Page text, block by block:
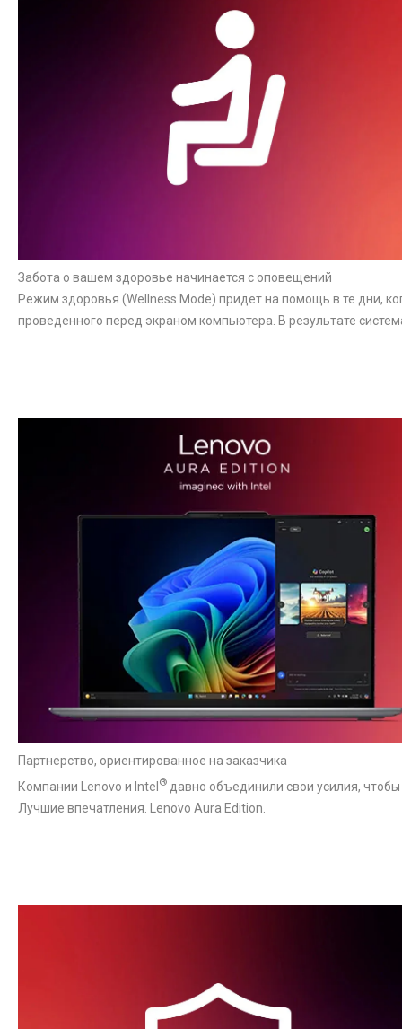
Забота о вашем здоровье начинается с оповещений
Режим здоровья (Wellness Mode) придет на помощь в те дни,
проведенного перед экраном компьютера. В результате
Партнерство, ориентированное на заказчика
Компании Lenovo и Intel ® давно объединили свои усилия,
Лучшие впечатления. Lenovo Aura Edition.